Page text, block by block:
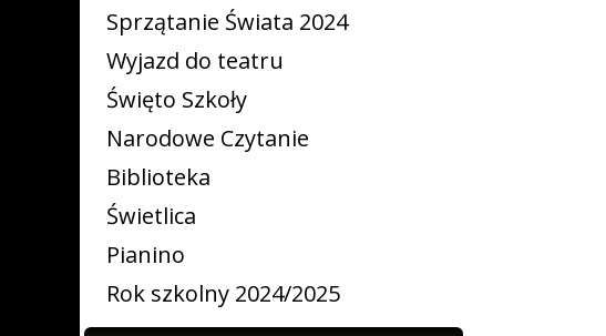
Sprzątanie Świata 2024
Wyjazd do teatru
Święto Szkoły
Narodowe Czytanie
Biblioteka
Świetlica
Pianino
Rok szkolny 2024/2025